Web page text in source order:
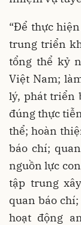
“Để thực
trung triển
tổng thể kỷ
Việt Nam;
lý, phát triển
đúng thực
thể; hoàn
báo chí;
nguồn lực
tập trung
quan báo
hoạt động